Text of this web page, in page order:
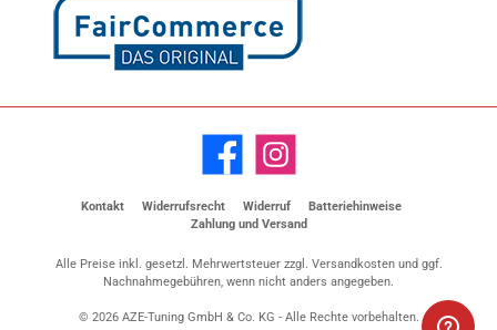
Facebook Instagram
Kontakt Widerrufsrecht Widerruf
Batteriehinweise
Zahlung und Versand
Alle Preise inkl. gesetzl. Mehrwertsteuer zzgl. Versandkostenund ggf.
Nachnahmegebühren, wenn nicht anders angegeben.
© 2026 AZE-Tuning GmbH & Co. KG - Alle Rechte vorbehalten.